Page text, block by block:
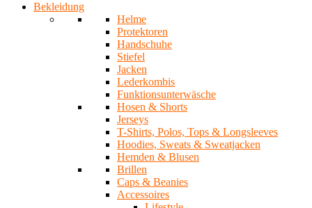
Bekleidung
Helme
Protektoren
Handschuhe
Stiefel
Jacken
Lederkombis
Funktionsunterwäsche
Hosen & Shorts
Jerseys
T-Shirts, Polos, Tops & Longsleeves
Hoodies, Sweats & Sweatjacken
Hemden & Blusen
Brillen
Caps & Beanies
Accessoires